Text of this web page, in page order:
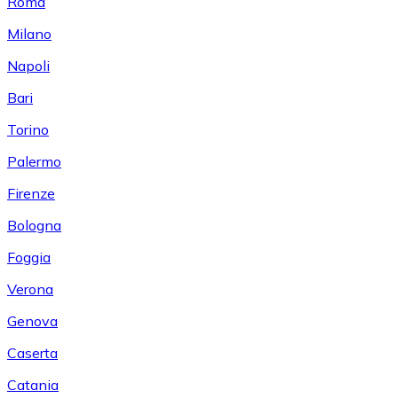
Milano
Napoli
Bari
Torino
Palermo
Firenze
Bologna
Foggia
Verona
Genova
Caserta
Catania